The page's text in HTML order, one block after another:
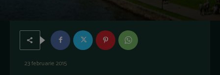
23 februarie 2015